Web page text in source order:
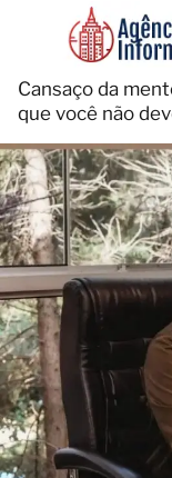
Cansaço da
que você não